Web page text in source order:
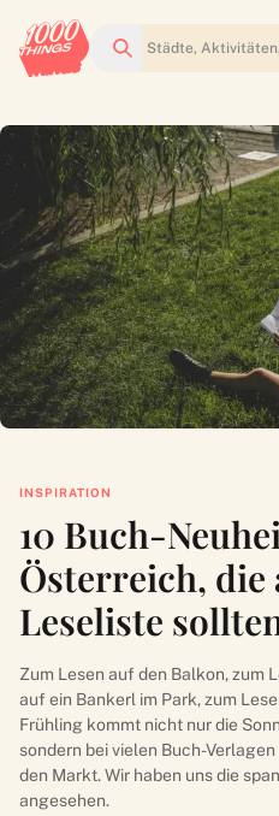
Suchen
INSPIRATION
10 Buch-
Österreich, die
Leseliste
Zum Lesen auf den Balkon, zum
auf ein Bankerl im Park, zum
Frühling kommt nicht nur die
sondern bei vielen Buch-
den Markt. Wir haben uns die
angesehen.